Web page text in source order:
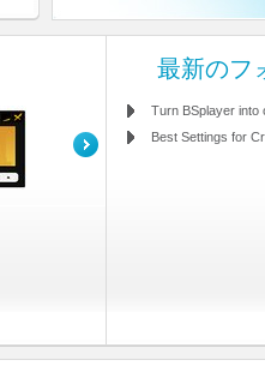
最新のフ
Turn BSplayer into
Best Settings for